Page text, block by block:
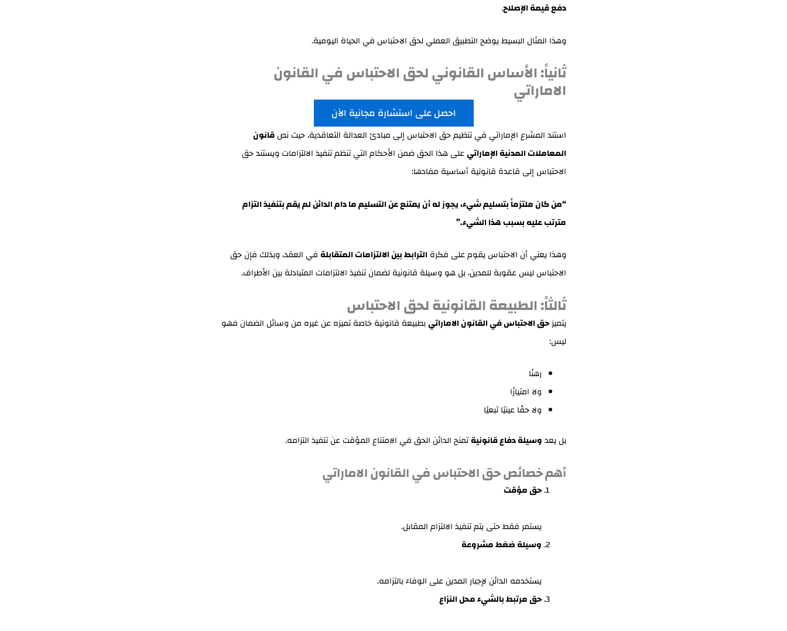
دفع قيمة الإصلاح.
وهذا المثال البسيط يوضح التطبيق العملي لحق الاحتباس في الحياة اليومية.
ثانياً: الأساس القانوني لحق الاحتباس في القانون
الاماراتي
احصل على استشارة مجانية الآن
استند المشرع الإماراتي في تنظيم حق الاحتباس إلى مبادئ العدالة التعاقدية، حيث نصقانون
المعاملات المدنية الإماراتيعلى هذا الحق ضمن الأحكام التي تنظم تنفيذ الالتزامات ويستند حق
الاحتباس إلى قاعدة قانونية أساسية مفادها:
“من كان ملتزماً بتسليم شيء، يجوز له أن يمتنع عن التسليم ما دام الدائن لم يقم بتنفيذ التزام
مترتب عليه بسبب هذا الشيء.”
وهذا يعني أن الاحتباس يقوم على فكرة الترابط بين الالتزامات المتقابلة في العقد، وبذلك فإن حق
الاحتباس ليس عقوبة للمدين، بل هو وسيلة قانونية لضمان تنفيذ الالتزامات المتبادلة بين الأطراف.
ثالثاً: الطبيعة القانونية لحق الاحتباس
يتميزحق الاحتباس في القانون الاماراتيبطبيعة قانونية خاصة تميزه عن غيره من وسائل الضمان فهو
ليس:
رهنًا
ولا امتيازًا
ولا حقًا عينيًا تبعيًا
بل يعدوسيلة دفاع قانونيةتمنح الدائن الحق في الامتناع المؤقت عن تنفيذ التزامه.
أهم خصائص حق الاحتباس في القانون الاماراتي
حق مؤقت
يستمر فقط حتى يتم تنفيذ الالتزام المقابل.
وسيلة ضغط مشروعة
يستخدمه الدائن لإجبار المدين على الوفاء بالتزامه.
حق مرتبط بالشيء محل النزاع